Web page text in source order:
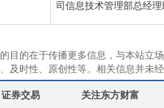
司信息技术管理部总经
目的在于传播更多信息，与本站立
及时性、原创性等。相关信息并未
证券交易 关注东方财富